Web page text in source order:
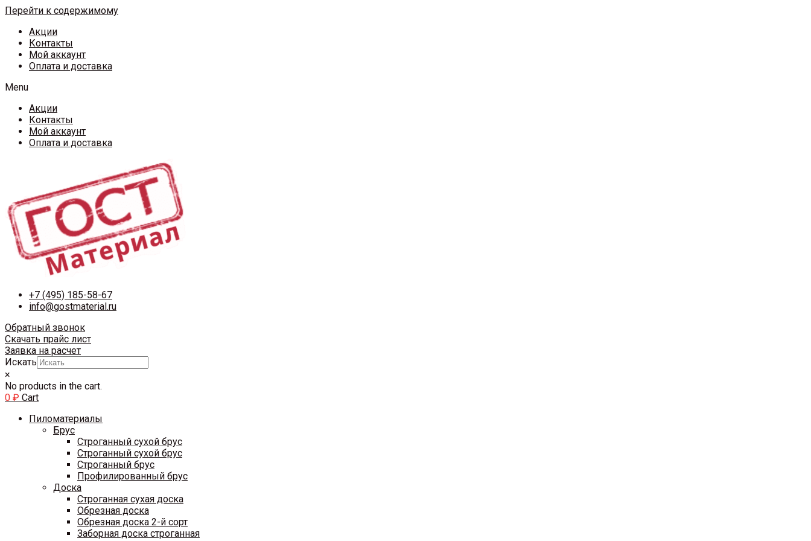
Перейти к содержимому
Акции
Контакты
Мой аккаунт
Оплата и доставка
Menu
Акции
Контакты
Мой аккаунт
Оплата и доставка
+7 (495) 185-58-67
info@gostmaterial.ru
Обратный звонок
Скачать прайс лист
Заявка на расчет
Искать
×
No products in the cart.
0 ₽ Cart
Пиломатериалы
Брус
Строганный сухой брус
Строганный сухой брус
Строганный брус
Профилированный брус
Доска
Строганная сухая доска
Обрезная доска
Обрезная доска 2-й сорт
Заборная доска строганная